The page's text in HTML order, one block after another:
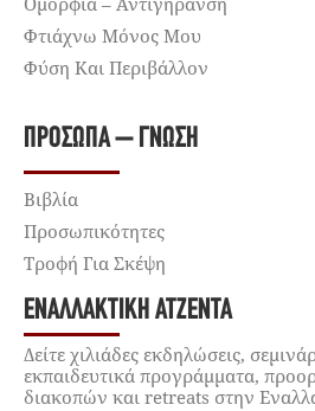
Φτιάχνω Μόνος Μου
Φύση Και Περιβάλλον
ΠΡΌΣΩΠΑ – ΓΝΏΣΗ
Βιβλία
Προσωπικότητες
Τροφή Για Σκέψη
ΕΝΑΛΛΑΚΤΙΚΉ ΑΤΖΈΝΤΑ
Δείτε χιλιάδες εκδηλώσεις,
εκπαιδευτικά προγράμματα,
διακοπών και retreats στην